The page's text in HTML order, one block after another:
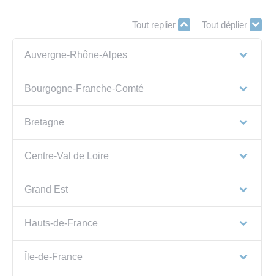
Tout replier Tout déplier
Auvergne-Rhône-Alpes
Bourgogne-Franche-Comté
Bretagne
Centre-Val de Loire
Grand Est
Hauts-de-France
Île-de-France